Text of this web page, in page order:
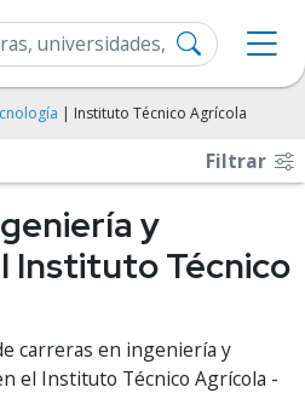
| Instituto Técnico Agrícola
Filtrar
y
Instituto Técnico
carreras en ingeniería y
el Instituto Técnico Agrícola -